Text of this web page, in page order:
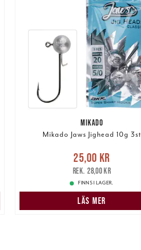
MIKADO
Mikado Jaws Jighead 10g 3st
Nuvarande pris :25,00 kr
pris: 28,00 kr
25,00 kr
28,00 kr
FINNS I LAGER.
LÄS MER